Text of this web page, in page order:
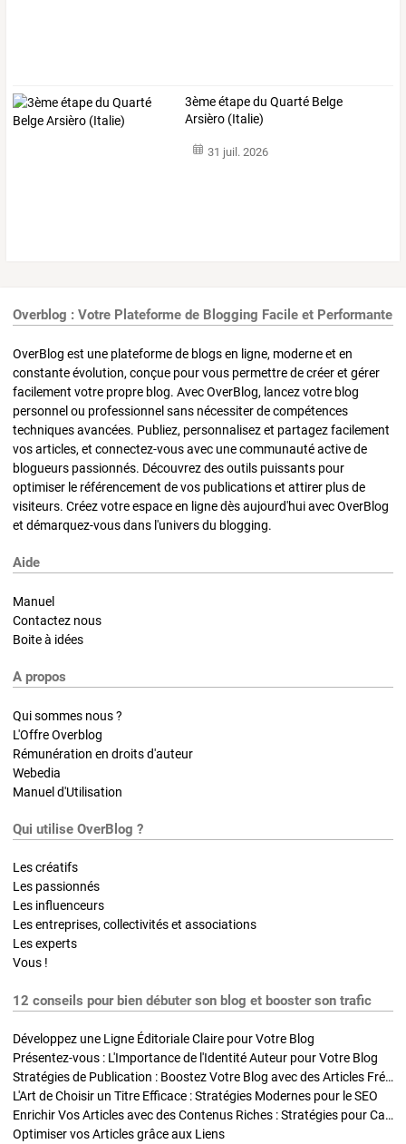
3ème étape du Quarté Belge
Arsièro (Italie)
31 juil. 2026
Overblog : Votre Plateforme de Blogging Facile et Performante
OverBlog est une plateforme de blogs en ligne, moderne et en
constante évolution, conçue pour vous permettre de créer et gérer
facilement votre propre blog. Avec OverBlog, lancez votre blog
personnel ou professionnel sans nécessiter de compétences
techniques avancées. Publiez, personnalisez et partagez facilement
vos articles, et connectez-vous avec une communauté active de
blogueurs passionnés. Découvrez des outils puissants pour
optimiser le référencement de vos publications et attirer plus de
visiteurs. Créez votre espace en ligne dès aujourd'hui avec OverBlog
et démarquez-vous dans l'univers du blogging.
Aide
Manuel
Contactez nous
Boite à idées
A propos
Qui sommes nous ?
L'Offre Overblog
Rémunération en droits d'auteur
Webedia
Manuel d'Utilisation
Qui utilise OverBlog ?
Les créatifs
Les passionnés
Les influenceurs
Les entreprises, collectivités et associations
Les experts
Vous !
12 conseils pour bien débuter son blog et booster son trafic
Développez une Ligne Éditoriale Claire pour Votre Blog
Présentez-vous : L'Importance de l'Identité Auteur pour Votre Blog
Stratégies de Publication : Boostez Votre Blog avec des Articles Fréquents et Exclusifs
L'Art de Choisir un Titre Efficace : Stratégies Modernes pour le SEO
Enrichir Vos Articles avec des Contenus Riches : Stratégies pour Captiver et Optimiser
Optimiser vos Articles grâce aux Liens